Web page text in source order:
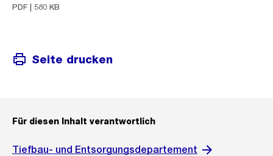
PDF | 580 KB
Seite drucken
Für diesen Inhalt verantwortlich
Tiefbau- und Entsorgungsdepartement